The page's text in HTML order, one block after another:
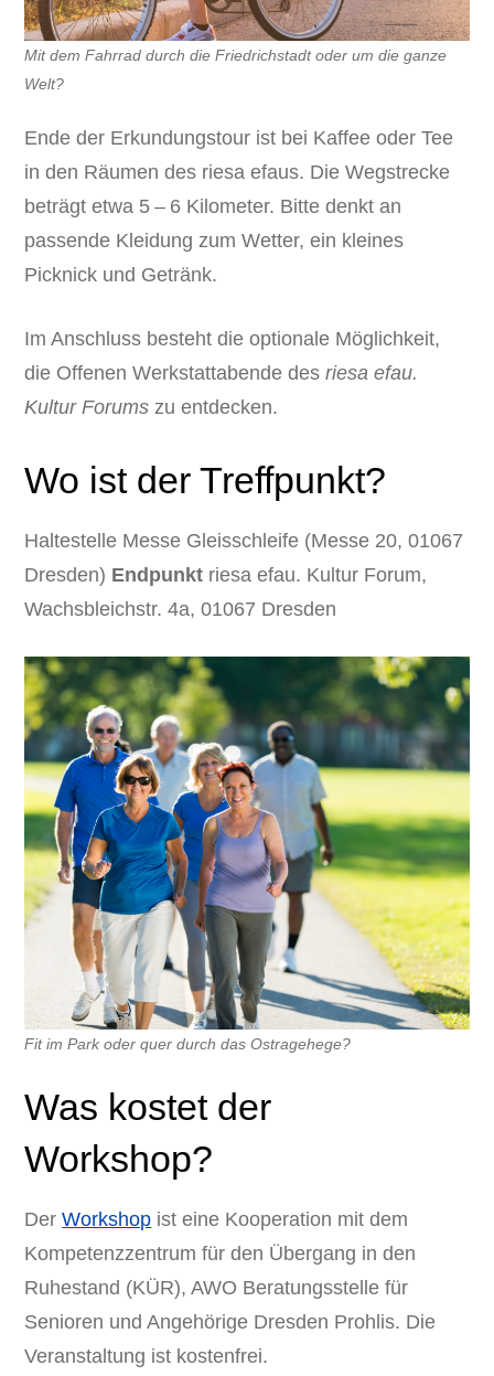
Mit dem Fahrrad durch die Friedrichstadt oder um die ganze
Welt?
Ende der Erkundungstour ist bei Kaffee oder Tee
in den Räumen des riesa efaus. Die Wegstrecke
beträgt etwa 5 – 6 Kilometer. Bitte denkt an
passende Kleidung zum Wetter, ein kleines
Picknick und Getränk.
Im Anschluss besteht die optionale Möglichkeit,
die Offenen Werkstattabende desriesa efau.
Kultur Forums zu entdecken.
Wo ist der Treffpunkt?
Haltestelle Messe Gleisschleife (Messe 20, 01067
Dresden) Endpunkt riesa efau. Kultur Forum,
Wachsbleichstr. 4a, 01067 Dresden
Fit im Park oder quer durch das Ostragehege?
Was kostet der
Workshop?
DerWorkshop ist eine Kooperation mit dem
Kompetenzzentrum für den Übergang in den
Ruhestand (KÜR), AWO Beratungsstelle für
Senioren und Angehörige Dresden Prohlis. Die
Veranstaltung ist kostenfrei.